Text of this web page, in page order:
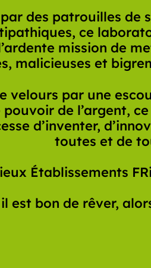
des patrouilles de
ce
mission de
malicieuses et
velours par une
de l’argent,
d’inventer,
toutes et de
Établissements
est bon de rêver,